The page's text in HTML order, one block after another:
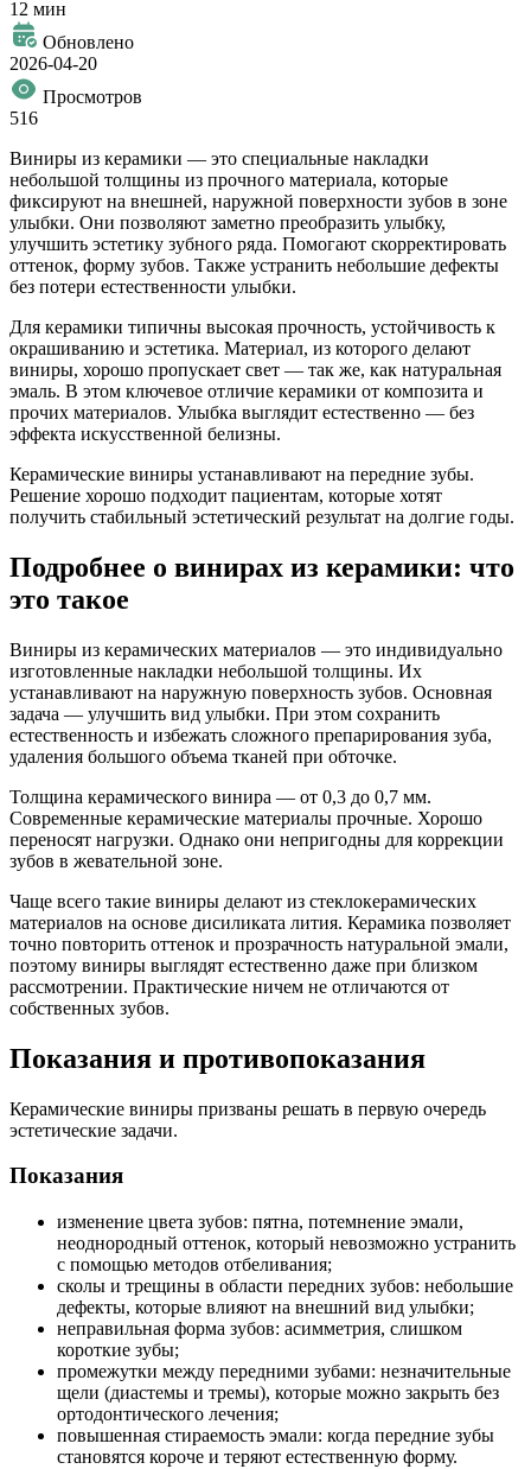
12 мин
Обновлено
2026-04-20
Просмотров
516
Виниры из керамики — это специальные накладки
небольшой толщины из прочного материала, которые
фиксируют на внешней, наружной поверхности зубов в зоне
улыбки. Они позволяют заметно преобразить улыбку,
улучшить эстетику зубного ряда. Помогают скорректировать
оттенок, форму зубов. Также устранить небольшие дефекты
без потери естественности улыбки.
Для керамики типичны высокая прочность, устойчивость к
окрашиванию и эстетика. Материал, из которого делают
виниры, хорошо пропускает свет — так же, как натуральная
эмаль. В этом ключевое отличие керамики от композита и
прочих материалов. Улыбка выглядит естественно — без
эффекта искусственной белизны.
Керамические виниры устанавливают на передние зубы.
Решение хорошо подходит пациентам, которые хотят
получить стабильный эстетический результат на долгие годы.
Подробнее о винирах из керамики: что
это такое
Виниры из керамических материалов — это индивидуально
изготовленные накладки небольшой толщины. Их
устанавливают на наружную поверхность зубов. Основная
задача — улучшить вид улыбки. При этом сохранить
естественность и избежать сложного препарирования зуба,
удаления большого объема тканей при обточке.
Толщина керамического винира — от 0,3 до 0,7 мм.
Современные керамические материалы прочные. Хорошо
переносят нагрузки. Однако они непригодны для коррекции
зубов в жевательной зоне.
Чаще всего такие виниры делают из стеклокерамических
материалов на основе дисиликата лития. Керамика позволяет
точно повторить оттенок и прозрачность натуральной эмали,
поэтому виниры выглядят естественно даже при близком
рассмотрении. Практические ничем не отличаются от
собственных зубов.
Показания и противопоказания
Керамические виниры призваны решать в первую очередь
эстетические задачи.
Показания
изменение цвета зубов: пятна, потемнение эмали,
неоднородный оттенок, который невозможно устранить
с помощью методов отбеливания;
сколы и трещины в области передних зубов: небольшие
дефекты, которые влияют на внешний вид улыбки;
неправильная форма зубов: асимметрия, слишком
короткие зубы;
промежутки между передними зубами: незначительные
щели (диастемы и тремы), которые можно закрыть без
ортодонтического лечения;
повышенная стираемость эмали: когда передние зубы
становятся короче и теряют естественную форму.